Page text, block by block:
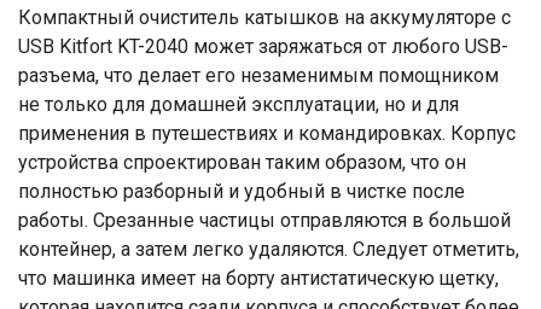
Компактный очиститель катышков на аккумуляторе с
USB Kitfort KT-2040 может заряжаться от любого USB-
разъема, что делает его незаменимым помощником
не только для домашней эксплуатации, но и для
применения в путешествиях и командировках. Корпус
устройства спроектирован таким образом, что он
полностью разборный и удобный в чистке после
работы. Срезанные частицы отправляются в большой
контейнер, а затем легко удаляются. Следует отметить,
что машинка имеет на борту антистатическую щетку,